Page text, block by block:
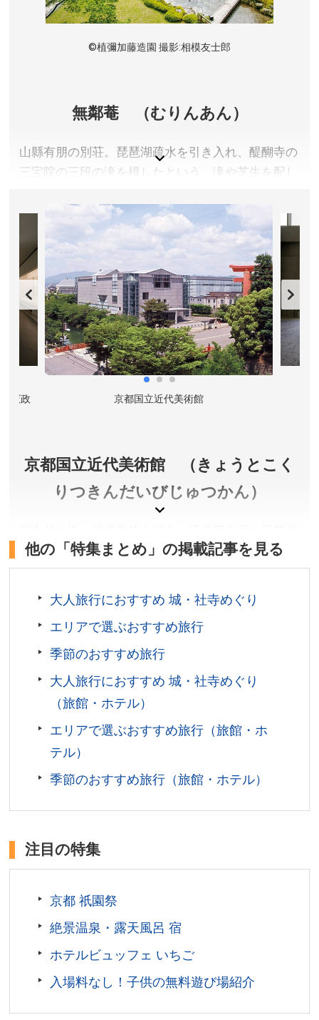
©植彌加藤造園 撮影:相模友士郎
無鄰菴 （むりんあん）
山縣有朋の別荘。琵琶湖疏水を引き入れ、醍醐寺の
三宝院の三段の滝を模したという、滝や芝生を配し
庭園を１８０度のパノラマで眺められる母屋の庭園
カフェも営業しています。
京都府京都市
入場料／600円（4/1～9・24～30、5/1～31、9/24～
30、10/15～21、11/1～5、12/1～3は900円 11/6～
26は1,100円)
入場予約受付期間／ご来場希望日の30日前～ご希望日
当日の一時間前
営業時間／4月〜9月 9:00〜18:00、10月〜3月 9:00〜
17:00 (最終入場は閉場時間の30分前まで)
京都市営地下鉄東西線 蹴上駅より徒歩約7分。京都駅よ
りタクシーで約20分。 ※詳しくは公式サイトをご確
お問い合わせ／075-771-3909(無鄰菴管理事務所 植
憲政 京都国立近代美術館
京都国立近代美術館 （きょうとこく
りつきんだいびじゅつかん）
品、写真コレクション等が充実しています。
観覧料(コレクション展)／一般430円、大学生130円、
高校生以下・18歳未満・65歳以上は無料 ※企画展は
各展覧会によって異なります。詳しくは公式サイトをご
確認ください。
開館時間／通常時間 10:00〜18:00(入館17:30まで)、企
画展開催中の毎週金曜日は20:00まで(入館19:30まで）
休館日／毎週月曜日(月曜日が休日に当たる場合は、翌
日が休館)、年末・年始、展示替期間 ※開館時間、休
館日は臨時に変更する場合があります。
倉行)で「岡崎公園 美術館・平安神宮前」バス停下車す
所在地／京都府京都市左京区岡崎円勝寺町26-1
お問い合わせ／075-761-4111(京都国立近代美術館)
他の「特集まとめ」の掲載記事を見る
大人旅行におすすめ 城・社寺めぐり
エリアで選ぶおすすめ旅行
季節のおすすめ旅行
大人旅行におすすめ 城・社寺めぐり
（旅館・ホテル）
エリアで選ぶおすすめ旅行（旅館・ホ
テル）
季節のおすすめ旅行（旅館・ホテル）
注目の特集
京都 祇園祭
絶景温泉・露天風呂 宿
ホテルビュッフェ いちご
入場料なし！子供の無料遊び場紹介